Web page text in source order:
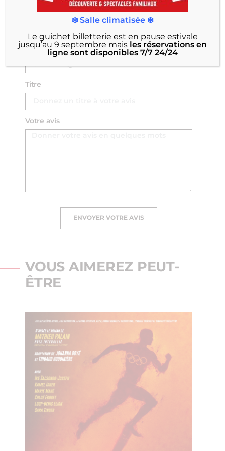
Nom Prénom
Email
Titre
Votre avis
ENVOYER VOTRE AVIS
VOUS AIMEREZ PEUT-
ÊTRE
❄️ Salle climatisée ❄️
Le guichet billetterie est en pause estivale
jusqu’au 9 septembre mais les réservations en
ligne sont disponibles 7/7 24/24